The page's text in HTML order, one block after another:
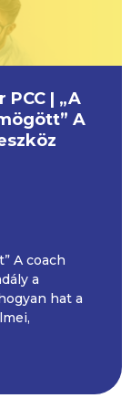
PCC | „A
A
A coach
a
hat a